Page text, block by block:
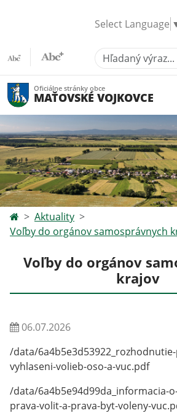
Select Language
Hľadaný výraz...
Oficiálne stránky obce
MAŤOVSKÉ VOJKOVCE
Aktuality
Voľby do orgánov samosprávnych
Voľby do orgánov
krajov
06.07.2026
/data/
vyhlaseni-volieb-oso-a-vuc.pdf
/data/6a4b5e94d99da_informacia-
prava-volit-a-prava-byt-voleny-